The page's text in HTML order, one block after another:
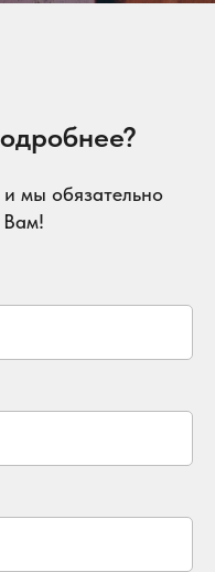
мы обязательно
Вам!